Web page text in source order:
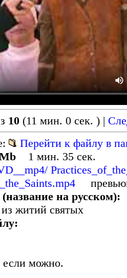
10 (11 мин. 0 сек. ) |
Перейти к файлу в
1 мин. 35 сек.
на русском):
житий святых
если можно.